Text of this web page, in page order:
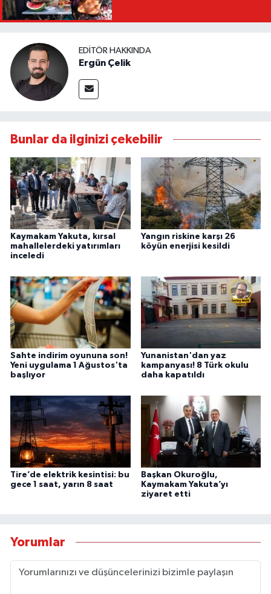
EDITÖR HAKKINDA
Ergün Çelik
Bunlar da ilginizi çekebilir
Kaymakam Yakuta, kırsal
mahallelerdeki yatırımları
inceledi
Yangın riskine karşı 26
köyün enerjisi kesildi
Sahte indirim oyununa son!
Yeni uygulama 1 Ağustos'ta
başlıyor
Yunanistan'dan yaz
kampanyası! 8 Türk okulu
daha kapatıldı
Tire’de elektrik kesintisi: bu
gece 1 saat, yarın 8 saat
Başkan Okuroğlu,
Kaymakam Yakuta’yı
ziyaret etti
Yorumlar